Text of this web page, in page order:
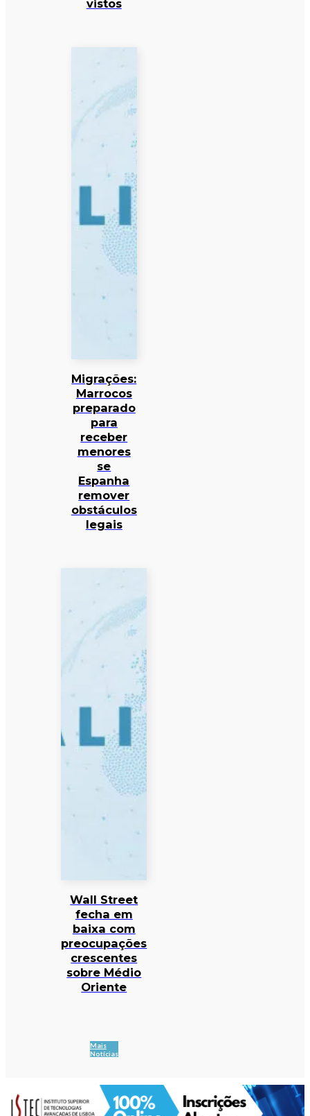
vistos
Migrações:
Marrocos
preparado
para
receber
menores
se
Espanha
remover
obstáculos
legais
Wall Street
fecha em
baixa com
preocupações
crescentes
sobre Médio
Oriente
Mais
Notícias